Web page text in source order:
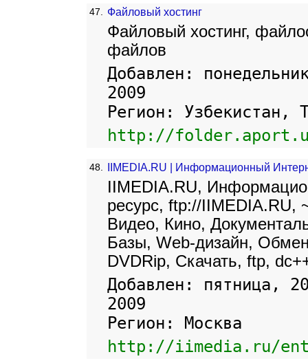
47. Файловый хостинг
Файловый хостинг,
файлов
Добавлен:
2009
Регион: Узбекистан,
http://
48. IIMEDIA.RU | Информационный
IIMEDIA.RU,
ресурс, ftp://IIMEDIA.RU,
Видео, Кино,
Базы, Web-дизайн,
DVDRip, Скачать, ftp,
Добавлен: пятница,
2009
Регион: Москва
http://iimedia.ru/